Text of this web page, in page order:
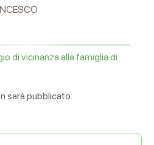
di vicinanza alla famiglia di
sarà pubblicato.